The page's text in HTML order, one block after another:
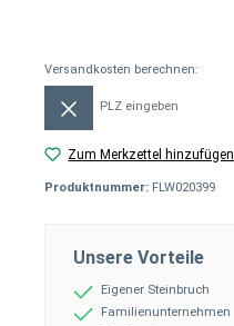
Versandkosten berechnen:
Zum Merkzettel hinzufügen
Produktnummer: FLW020399
Unsere Vorteile
Eigener Steinbruch
Familienunternehmen